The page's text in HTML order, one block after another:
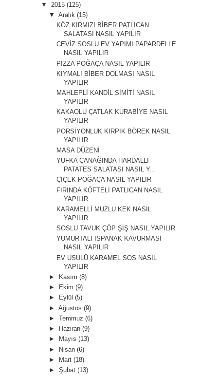
▼ 2015 (125)
▼ Aralık (15)
KÖZ KIRMIZI BİBER PATLICAN
SALATASI NASIL YAPILIR
CEVİZ SOSLU EV YAPIMI PAPARDELLE
NASIL YAPILIR
PİZZA POĞAÇA NASIL YAPILIR
KIYMALI BİBER DOLMASI NASIL
YAPILIR
MAHLEPLİ KANDİL SİMİTİ NASIL
YAPILIR
KAKAOLU ÇATLAK KURABİYE NASIL
YAPILIR
PORSİYONLUK KIRPIK BÖREK NASIL
YAPILIR
MASA DÜZENİ
YUFKA ÇANAĞINDA HARDALLI
PATATES SALATASI NASIL Y...
ÇİÇEK POĞAÇA NASIL YAPILIR
FIRINDA KÖFTELİ PATLICAN NASIL
YAPILIR
KARAMELLİ MUZLU KEK NASIL
YAPILIR
SOSLU TAVUK ÇÖP ŞİŞ NASIL YAPILIR
YUMURTALI ISPANAK KAVURMASI
NASIL YAPILIR
EV USULÜ KARAMEL SOS NASIL
YAPILIR
►
Kasım (8)
►
Ekim (9)
►
Eylül (5)
► Ağustos (9)
► Temmuz (6)
►
Haziran (9)
►
Mayıs (13)
► Nisan (6)
►
Mart (18)
► Şubat (13)